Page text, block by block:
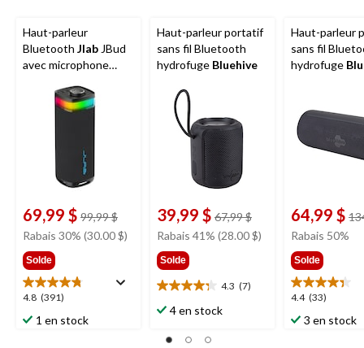
Haut-parleur
Bluetooth Jlab JBud
avec microphone
69,99 $ 99,99 $prix
était
Rabais 30% (30.00 $)
Solde
4.8 (391)
4.8
étoile(s)
sur
1 en stock
Haut-parleur portatif
sans fil Bluetooth
hydrofuge Bluehive
39,99 $ 67,99 $prix
était
Rabais 41% (28.00 $)
Solde
4.3 (7)
4.3
étoile(s)
5.
4 en stock
Haut-parleur
sans fil
hydrofuge
64,99 $
Rabais 50%
Solde
4.4 (33)
4.4
étoile(s)
sur
3 en stock